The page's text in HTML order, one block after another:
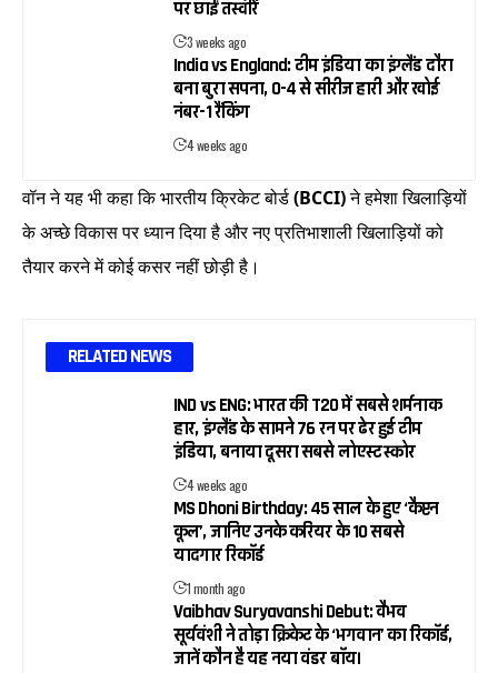
पर छाईं तस्वीरें
3 weeks ago
India vs England: टीम इंडिया का इंग्लैंड दौरा
बना बुरा सपना, 0-4 से सीरीज हारी और खोई
नंबर-1 रैंकिंग
4 weeks ago
वॉन ने यह भी कहा कि भारतीय क्रिकेट बोर्ड(BCCI)ने हमेशा खिलाड़ियों
के अच्छे विकास पर ध्यान दिया है और नए प्रतिभाशाली खिलाड़ियों को
तैयार करने में कोई कसर नहीं छोड़ी है।
RELATED NEWS
IND vs ENG: भारत की T20 में सबसे शर्मनाक
हार, इंग्लैंड के सामने 76 रन पर ढेर हुई टीम
इंडिया, बनाया दूसरा सबसे लोएस्ट स्कोर
4 weeks ago
MS Dhoni Birthday: 45 साल के हुए ‘कैप्टन
कूल’, जानिए उनके करियर के 10 सबसे
यादगार रिकॉर्ड
1 month ago
Vaibhav Suryavanshi Debut: वैभव
सूर्यवंशी ने तोड़ा क्रिकेट के ‘भगवान’ का रिकॉर्ड,
जानें कौन है यह नया वंडर बॉय।